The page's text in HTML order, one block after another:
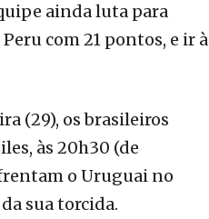
ainda luta para
com 21 pontos, e ir à
(29), os brasileiros
às 20h30 (de
o Uruguai no
sua torcida.